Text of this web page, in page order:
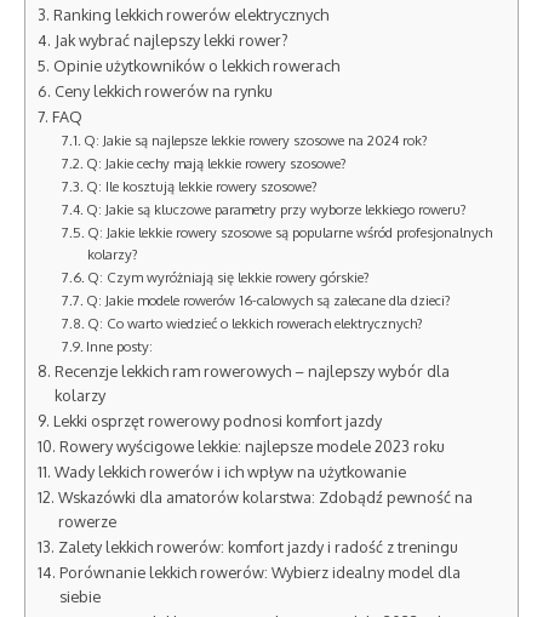
Ranking lekkich rowerów elektrycznych
Jak wybrać najlepszy lekki rower?
Opinie użytkowników o lekkich rowerach
Ceny lekkich rowerów na rynku
FAQ
Q: Jakie są najlepsze lekkie rowery szosowe na 2024 rok?
Q: Jakie cechy mają lekkie rowery szosowe?
Q: Ile kosztują lekkie rowery szosowe?
Q: Jakie są kluczowe parametry przy wyborze lekkiego roweru?
Q: Jakie lekkie rowery szosowe są popularne wśród profesjonalnych
kolarzy?
Q: Czym wyróżniają się lekkie rowery górskie?
Q: Jakie modele rowerów 16-calowych są zalecane dla dzieci?
Q: Co warto wiedzieć o lekkich rowerach elektrycznych?
Inne posty:
Recenzje lekkich ram rowerowych – najlepszy wybór dla
kolarzy
Lekki osprzęt rowerowy podnosi komfort jazdy
Rowery wyścigowe lekkie: najlepsze modele 2023 roku
Wady lekkich rowerów i ich wpływ na użytkowanie
Wskazówki dla amatorów kolarstwa: Zdobądź pewność na
rowerze
Zalety lekkich rowerów: komfort jazdy i radość z treningu
Porównanie lekkich rowerów: Wybierz idealny model dla
siebie